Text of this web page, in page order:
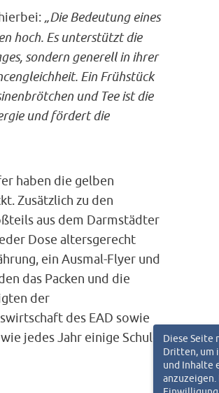
„Die Bedeutung eines
hoch. Es unterstützt die
sondern generell in ihrer
Ein Frühstück
und Tee ist die
und fördert die
haben die gelben
Zusätzlich zu den
aus dem Darmstädter
Dose altersgerecht
ein Ausmal-Flyer und
das Packen und die
der
des EAD sowie
jedes Jahr einige SchulenDiese Seite
Dritten, um
und Inhalte